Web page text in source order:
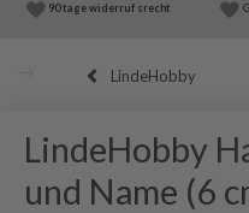
90 tage widerruf srecht
LindeHobby
LindeHobby
und Name (6